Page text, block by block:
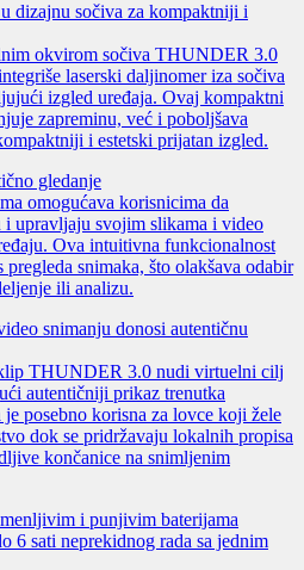
dizajnu sočiva za kompaktniji i
okvirom sočiva THUNDER 3.0
laserski daljinomer iza sočiva
izgled uređaja. Ovaj kompaktni
zapreminu, već i poboljšava
i estetski prijatan izgled.
gledanje
omogućava korisnicima da
i upravljaju svojim slikama i video
Ova intuitivna funkcionalnost
snimaka, što olakšava odabir
ili analizu.
snimanju donosi autentičnu
THUNDER 3.0 nudi virtuelni cilj
autentičniji prikaz trenutka
posebno korisna za lovce koji žele
dok se pridržavaju lokalnih propisa
končanice na snimljenim
i punjivim baterijama
6 sati neprekidnog rada sa jednim